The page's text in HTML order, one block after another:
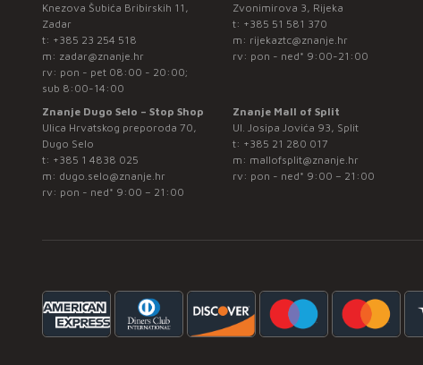
Knezova Šubića Bribirskih 11,
Zadar
t: +385 23 254 518
m: zadar@znanje.hr
rv: pon - pet 08:00 - 20:00;
sub 8:00-14:00
Zvonimirova 3, Rijeka
t: +385 51 581 370
m: rijekaztc@znanje.hr
rv: pon - ned* 9:00-21:00
Znanje Dugo Selo – Stop Shop
Ulica Hrvatskog preporoda 70,
Dugo Selo
t: +385 1 4838 025
m: dugo.selo@znanje.hr
rv: pon - ned* 9:00 – 21:00
Znanje Mall of Split
Ul. Josipa Jovića 93, Split
t: +385 21 280 017
m: mallofsplit@znanje.hr
rv: pon - ned* 9:00 – 21:00